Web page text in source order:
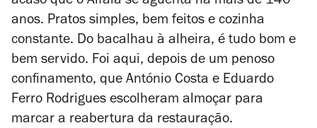
anos. Pratos simples, bem feitos e cozinha
constante. Do bacalhau à alheira, é tudo bom e
bem servido. Foi aqui, depois de um penoso
confinamento, que António Costa e Eduardo
Ferro Rodrigues escolheram almoçar para
marcar a reabertura da restauração.